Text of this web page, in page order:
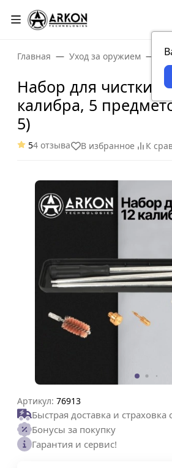
Главная Уход за оружием
Набор для чистки
калибра, 5
5)
54 отзыва В избранное К
Артикул: 76913
Быстрая доставка и
Бонусы за покупку
Гарантия и сервис!